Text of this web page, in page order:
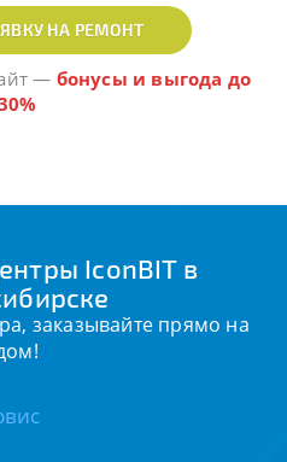
НА РЕМОНТ
— бонусы и выгода до
IconBIT в
заказывайте прямо на